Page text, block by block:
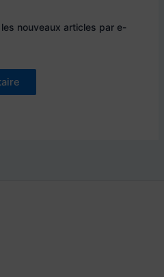
nouveaux articles par e-